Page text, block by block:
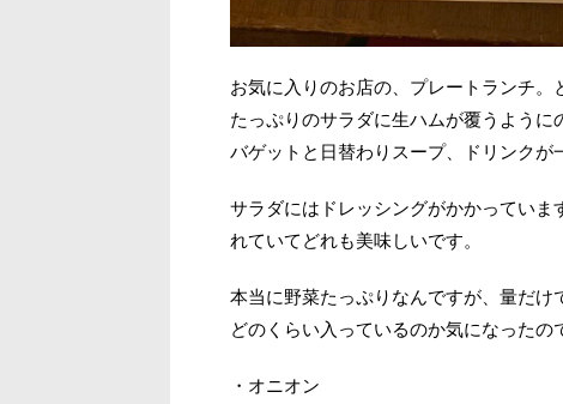
お気に入りのお店の、プレートランチ。
たっぷりのサラダに生ハムが覆うように
バゲットと日替わりスープ、ドリンクが
サラダにはドレッシングがかかってい
れていてどれも美味しいです。
本当に野菜たっぷりなんですが、量だけ
どのくらい入っているのか気になったの
・オニオン